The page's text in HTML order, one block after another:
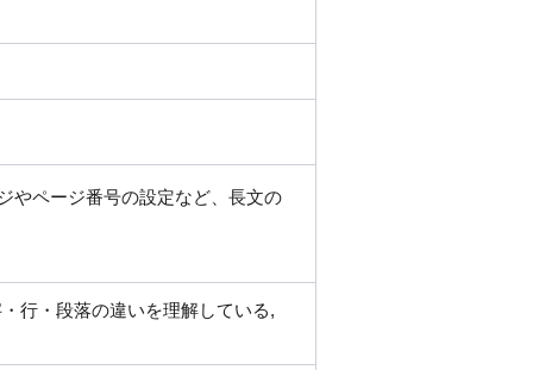
やページ番号の設定など、長文の
行・段落の違いを理解している,